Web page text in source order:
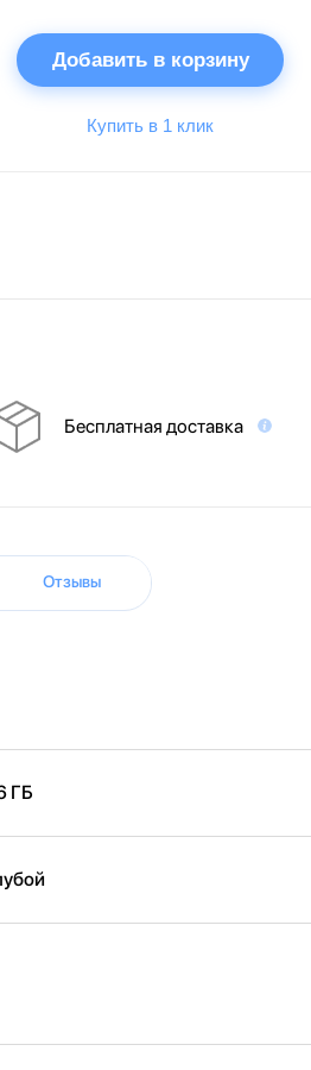
Добавить в корзину
Купить в 1 клик
Бесплатная доставка
Отзывы
ГБ